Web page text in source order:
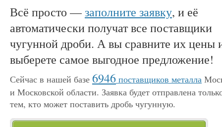
Всё просто —заполните заявку, и её
автоматически получат все поставщики
чугунной дроби. А вы сравните их цены
выберете самое выгодное предложение!
Сейчас в нашей базе 6946 поставщиков металла
и Московской области. Заявка будет отправлена
тем, кто может поставить дробь чугунную.